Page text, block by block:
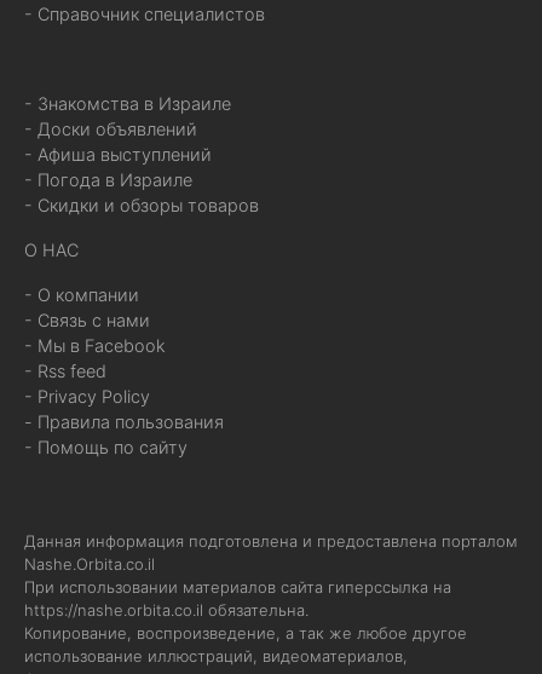
- Справочник специалистов
- Знакомства в Израиле
- Доски объявлений
- Афиша выступлений
- Погода в Израиле
- Скидки и обзоры товаров
О НАС
- О компании
- Связь с нами
- Мы в Facebook
- Rss feed
- Privacy Policy
- Правила пользования
- Помощь по сайту
Данная информация подготовлена и предоставлена порталом
Nashe.Orbita.co.il
При использовании материалов сайта гиперссылка на
https://nashe.orbita.co.il обязательна.
Копирование, воспроизведение, а так же любое другое
использование иллюстраций, видеоматериалов,